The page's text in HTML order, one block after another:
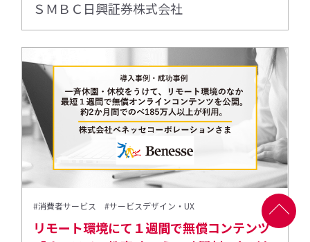
ＳＭＢＣ日興証券株式会社
#消費者サービス #サービスデザイン・UX
リモート環境にて１週間で無償コンテンツ